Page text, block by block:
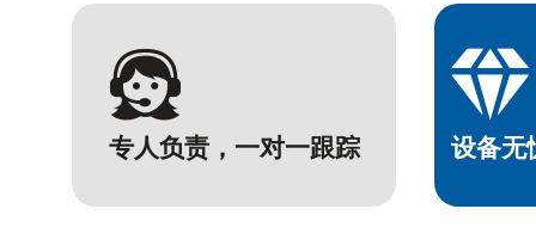

专人负责，一对一跟踪

设备无